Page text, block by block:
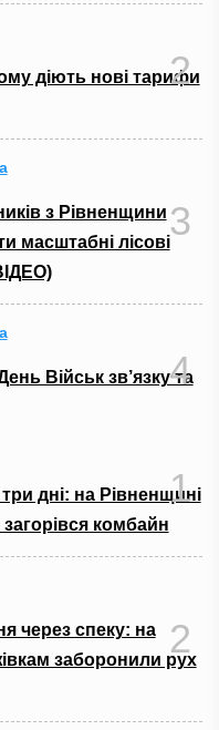
діють нові тарифи
2
з Рівненщини
масштабні лісові3
Військ зв’язку та
4
дні: на Рівненщині
комбайн
1
через спеку: на
заборонили рух
2